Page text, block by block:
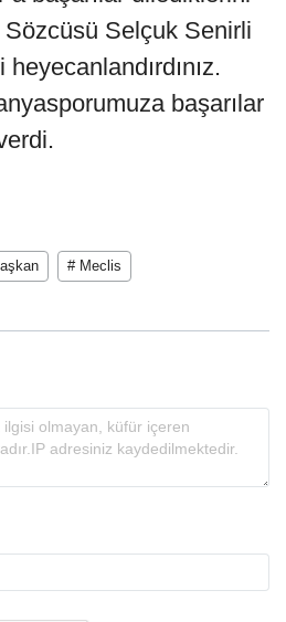
Selçuk Senirli
başarılar
# Meclis